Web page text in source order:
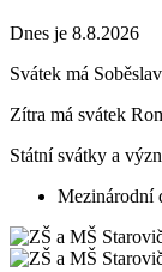
Dnes je 8.8.2026
Svátek má Soběslav
Zítra má svátek
Státní svátky a
Mezinárodní